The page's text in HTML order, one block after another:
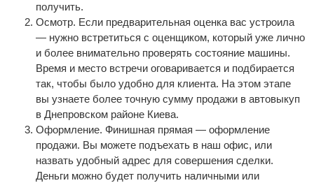
получить.
Осмотр. Если предварительная оценка вас устроила
— нужно встретиться с оценщиком, который уже лично
и более внимательно проверять состояние машины.
Время и место встречи оговаривается и подбирается
так, чтобы было удобно для клиента. На этом этапе
вы узнаете более точную сумму продажи в автовыкуп
в Днепровском районе Киева.
Оформление. Финишная прямая — оформление
продажи. Вы можете подъехать в наш офис, или
назвать удобный адрес для совершения сделки.
Деньги можно будет получить наличными или